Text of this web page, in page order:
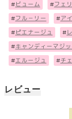
# ビューム #フェ
#フル－リー #ア
# ピエナージュ #
#キャンディーマジ
#エルージュ #チ
レビュー